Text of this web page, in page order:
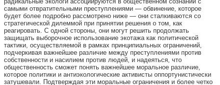
самыми отвратительными преступлениями — обвинение, которое
будет более подробно рассмотрено ниже — они сталкиваются со
стратегической дилеммой при принятии решения о том, как
реагировать. С одной стороны, они могут решить продолжать
защищать выборочное использование экотажа как политической
тактики, осуществляемой в рамках принципиальных ограничений,
подчеркивая важнейшее различие между преступлениями против
собственности и насилием против людей, и надеяться, что
общественность сможет понять важнейшее моральное различие,
которое политики и антиэкологические активисты оппортунистически
затушевали. Подтверждая эти моральные ограничения и более четко